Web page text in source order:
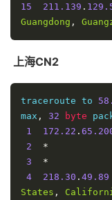
15
211.139 .
Guangdong ,
上海CN2
traceroute to
max , 32 byte
1
172.22 .
2
*
3
*
4
218.30 . 49.89
States ,